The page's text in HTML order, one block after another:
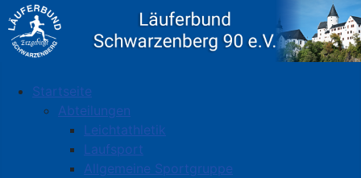
Startseite
Abteilungen
Leichtathletik
Laufsport
Allgemeine Sportgruppe